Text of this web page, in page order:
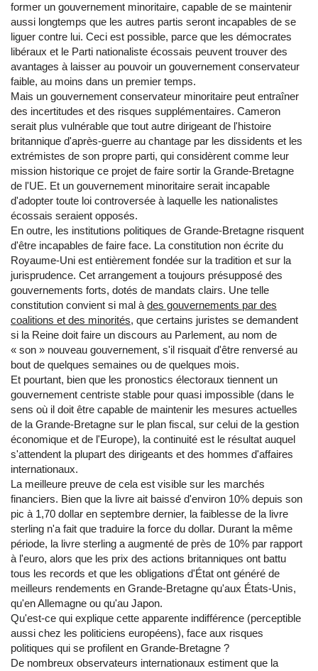
former un gouvernement minoritaire, capable de se maintenir
aussi longtemps que les autres partis seront incapables de se
liguer contre lui. Ceci est possible, parce que les démocrates
libéraux et le Parti nationaliste écossais peuvent trouver des
avantages à laisser au pouvoir un gouvernement conservateur
faible, au moins dans un premier temps.
Mais un gouvernement conservateur minoritaire peut entraîner
des incertitudes et des risques supplémentaires. Cameron
serait plus vulnérable que tout autre dirigeant de l'histoire
britannique d'après-guerre au chantage par les dissidents et les
extrémistes de son propre parti, qui considèrent comme leur
mission historique ce projet de faire sortir la Grande-Bretagne
de l'UE. Et un gouvernement minoritaire serait incapable
d'adopter toute loi controversée à laquelle les nationalistes
écossais seraient opposés.
En outre, les institutions politiques de Grande-Bretagne risquent
d'être incapables de faire face. La constitution non écrite du
Royaume-Uni est entièrement fondée sur la tradition et sur la
jurisprudence. Cet arrangement a toujours présupposé des
gouvernements forts, dotés de mandats clairs. Une telle
constitution convient si mal à des gouvernements par des
coalitions et des minorités, que certains juristes se demandent
si la Reine doit faire un discours au Parlement, au nom de
« son » nouveau gouvernement, s'il risquait d'être renversé au
bout de quelques semaines ou de quelques mois.
Et pourtant, bien que les pronostics électoraux tiennent un
gouvernement centriste stable pour quasi impossible (dans le
sens où il doit être capable de maintenir les mesures actuelles
de la Grande-Bretagne sur le plan fiscal, sur celui de la gestion
économique et de l'Europe), la continuité est le résultat auquel
s'attendent la plupart des dirigeants et des hommes d'affaires
internationaux.
La meilleure preuve de cela est visible sur les marchés
financiers. Bien que la livre ait baissé d'environ 10% depuis son
pic à 1,70 dollar en septembre dernier, la faiblesse de la livre
sterling n'a fait que traduire la force du dollar. Durant la même
période, la livre sterling a augmenté de près de 10% par rapport
à l'euro, alors que les prix des actions britanniques ont battu
tous les records et que les obligations d'État ont généré de
meilleurs rendements en Grande-Bretagne qu'aux États-Unis,
qu'en Allemagne ou qu'au Japon.
Qu'est-ce qui explique cette apparente indifférence (perceptible
aussi chez les politiciens européens), face aux risques
politiques qui se profilent en Grande-Bretagne ?
De nombreux observateurs internationaux estiment que la